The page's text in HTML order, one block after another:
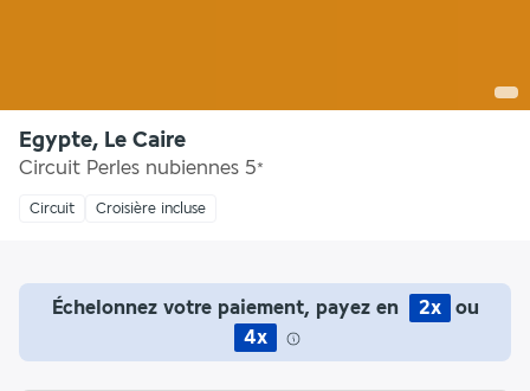
Egypte, Le Caire
Circuit Perles nubiennes 5*
Circuit Croisière incluse
Échelonnez votre paiement, payez en 2x
ou
4x